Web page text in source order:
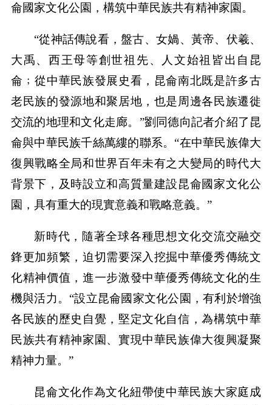
侖國家文化公園，構筑中華民族共有精神家園。
“從神話傳說看，盤古、女媧、黃帝、伏羲、
大禹、西王母等創世祖先、人文始祖皆出自昆
侖﹔從中華民族發展史看，昆侖南北既是許多古
老民族的發源地和聚居地，也是周邊各民族遷徙
交流的地理和文化走廊。”劉同德向記者介紹了昆
侖與中華民族千絲萬縷的聯系。“在中華民族偉大
復興戰略全局和世界百年未有之大變局的時代大
背景下，及時設立和高質量建設昆侖國家文化公
園，具有重大的現實意義和戰略意義。”
新時代，隨著全球各種思想文化交流交融交
鋒更加頻繁，迫切需要深入挖掘中華優秀傳統文
化精神價值，進一步激發中華優秀傳統文化的生
機與活力。“設立昆侖國家文化公園，有利於增強
各民族的歷史自覺，堅定文化自信，為構筑中華
民族共有精神家園、實現中華民族偉大復興凝聚
精神力量。”
昆侖文化作為文化紐帶使中華民族大家庭成